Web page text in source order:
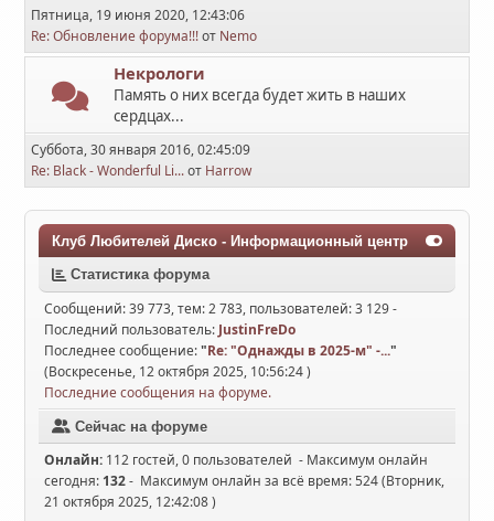
Пятница, 19 июня 2020, 12:43:06
Re: Обновление форума!!!от Nemo
Некрологи
Память о них всегда будет жить в наших
сердцах...
Суббота, 30 января 2016, 02:45:09
Re: Black - Wonderful Li...от Harrow
Клуб Любителей Диско - Информационный центр
Статистика форума
Сообщений: 39 773, тем: 2 783, пользователей: 3 129 -
Последний пользователь: JustinFreDo
Последнее сообщение:"Re: "Однажды в 2025-м" -..."
(Воскресенье, 12 октября 2025, 10:56:24 )
Последние сообщения на форуме.
Сейчас на форуме
Онлайн: 112 гостей, 0 пользователей - Максимум онлайн
сегодня: 132- Максимум онлайн за всё время: 524 (Вторник,
21 октября 2025, 12:42:08 )